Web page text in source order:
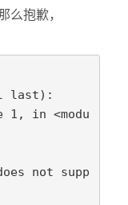
么抱歉，
last):
not supp